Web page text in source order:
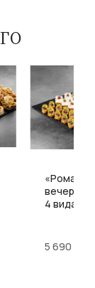
вечер»
4 вида)
5 690